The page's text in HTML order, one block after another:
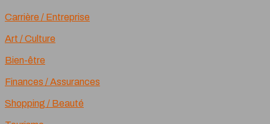
Carrière / Entreprise
Art / Culture
Bien-être
Finances / Assurances
Shopping / Beauté